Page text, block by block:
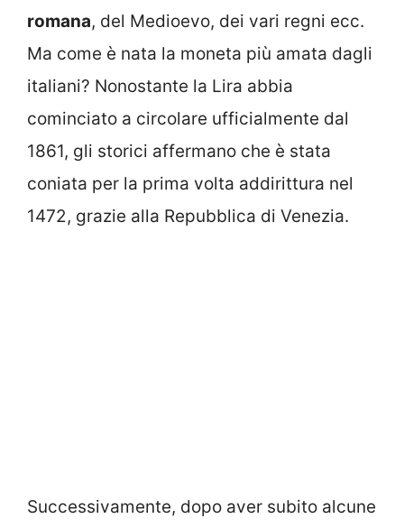
romana, del Medioevo, dei vari regni ecc.
Ma come è nata la moneta più amata dagli
italiani? Nonostante la Lira abbia
cominciato a circolare ufficialmente dal
1861, gli storici affermano che è stata
coniata per la prima volta addirittura nel
1472, grazie alla Repubblica di Venezia.
Successivamente, dopo aver subito alcune